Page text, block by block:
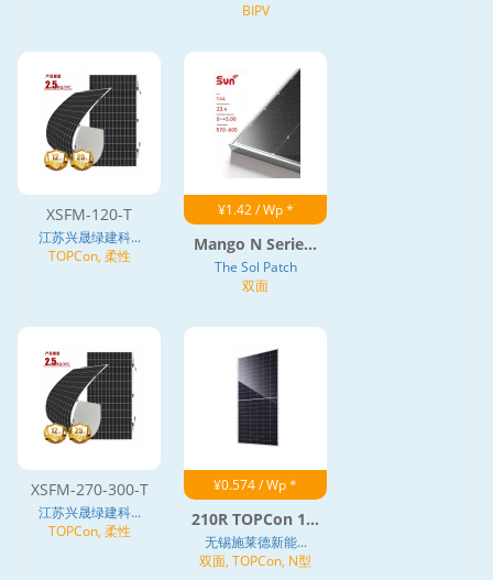
BIPV
XSFM-120-T
江苏兴晟绿建科...
TOPCon, 柔性
¥1.42 / Wp *
Mango N Serie...
The Sol Patch
双面
XSFM-270-300-T
江苏兴晟绿建科...
TOPCon, 柔性
¥0.574 / Wp *
210R TOPCon 1...
无锡施莱德新能...
双面, TOPCon, N型